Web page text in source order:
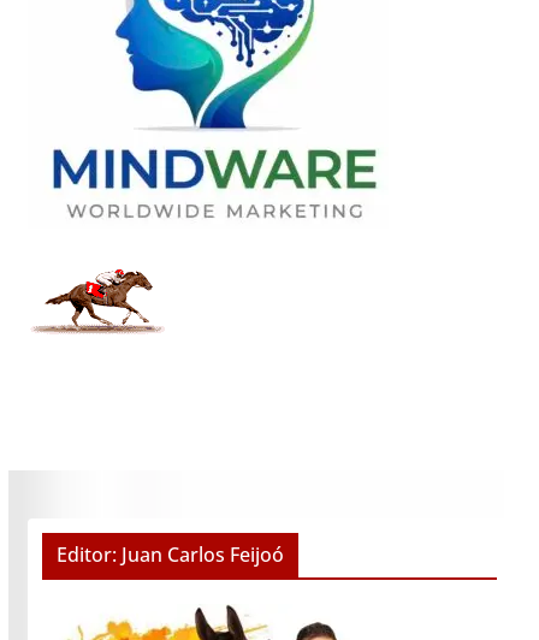
Editor: Juan Carlos Feijoó